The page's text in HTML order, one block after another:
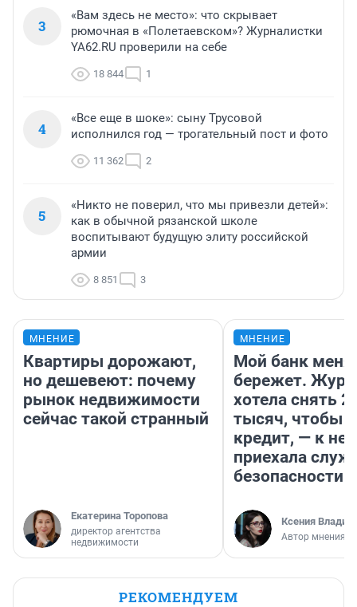
3
«Вам здесь не место»: что скрывает
рюмочная в «Полетаевском»? Журналистки
YA62.RU проверили на себе
18 844 1
4
«Все еще в шоке»: сыну Трусовой
исполнился год — трогательный пост и фото
11 362 2
5
«Никто не поверил, что мы привезли детей»:
как в обычной рязанской школе
воспитывают будущую элиту российской
армии
8 851 3
МНЕНИЕ
Квартиры дорожают,
но дешевеют: почему
рынок недвижимости
сейчас такой странный
Екатерина Торопова
директор агентства
недвижимости
МНЕНИЕ
Мой банк меня
бережет.
хотела снять
тысяч, чтобы
кредит, — к
приехала
безопасности
Ксения
Автор мнения
РЕКОМЕНДУЕМ